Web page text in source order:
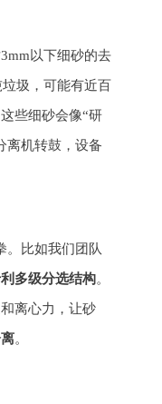
以下细砂的去
圾，可能有近百
些细砂会像“研
离机转鼓，设备
。比如我们团队
多级分选结构。
离心力，让砂
。